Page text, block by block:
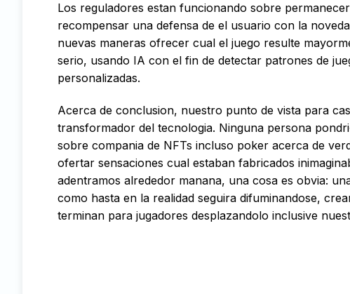
Los reguladores estan funcionando sobre
recompensar una defensa de el usuario con la
nuevas maneras ofrecer cual el juego resulte
serio, usando IA con el fin de detectar patrones de
personalizadas.
Acerca de conclusion, nuestro punto de vista para
transformador del tecnologia. Ninguna persona
sobre compania de NFTs incluso poker acerca de
ofertar sensaciones cual estaban fabricados
adentramos alrededor manana, una cosa es obvia:
como hasta en la realidad seguira difuminandose,
terminan para jugadores desplazandolo inclusive